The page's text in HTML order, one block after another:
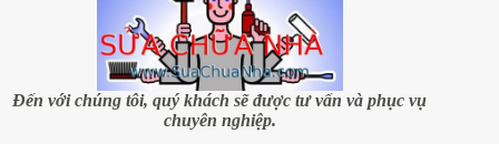
Đến với chúng tôi, quý khách sẽ được tư vấn và phục vụ
chuyên nghiệp.